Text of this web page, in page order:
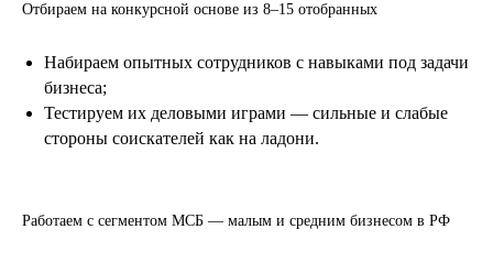
Отбираем на конкурсной основе из 8–15 отобранных
Набираем опытных сотрудников с навыками под задачи
бизнеса;
Тестируем их деловыми играми — сильные и слабые
стороны соискателей как на ладони.
Работаем с сегментом МСБ — малым и средним бизнесом в РФ